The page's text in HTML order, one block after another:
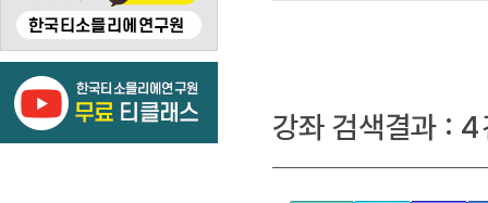
강좌 검색결과 : 4